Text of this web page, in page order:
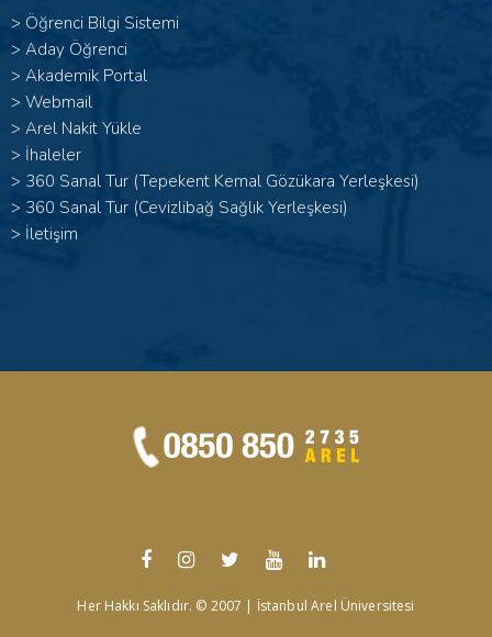
> Öğrenci Bilgi Sistemi
> Aday Öğrenci
> Akademik Portal
> Webmail
> Arel Nakit Yükle
> İhaleler
> 360 Sanal Tur (Tepekent Kemal Gözükara Yerleşkesi)
> 360 Sanal Tur (Cevizlibağ Sağlık Yerleşkesi)
> İletişim
Her Hakkı Saklıdır. © 2007 | İstanbul Arel Üniversitesi